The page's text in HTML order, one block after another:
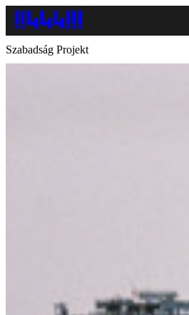
Szabadság Projekt